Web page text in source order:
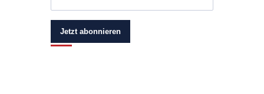
Jetzt abonnieren